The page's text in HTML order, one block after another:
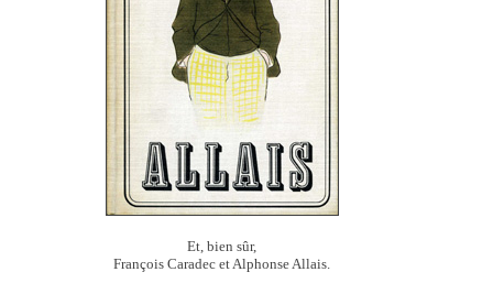
Et, bien sûr,
François Caradec et Alphonse Allais.